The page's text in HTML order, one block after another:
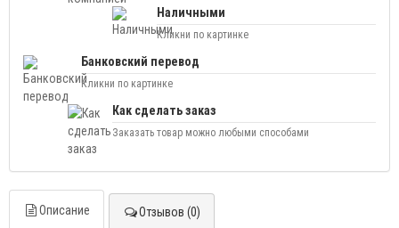
Наличными
Кликни по картинке
Банковский перевод
Кликни по картинке
Как сделать заказ
Заказать товар можно любыми способами
Описание Отзывов (0)